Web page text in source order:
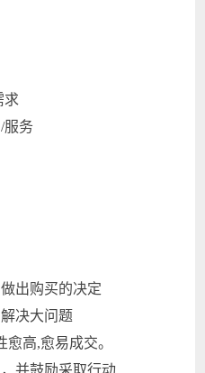
求
服务
出购买的决定
决大问题
高,愈易成交。
并鼓励采取行动